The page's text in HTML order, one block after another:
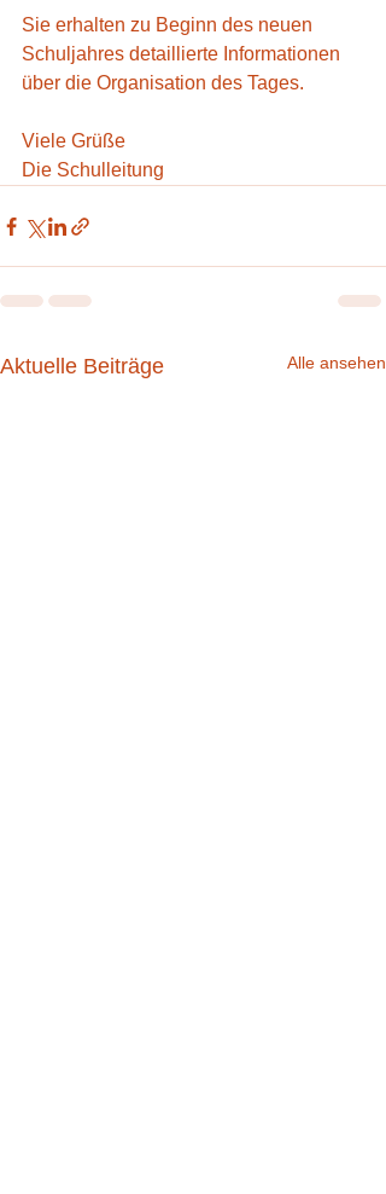
Sie erhalten zu Beginn des neuen
Schuljahres detaillierte Informationen
über die Organisation des Tages.
Viele Grüße
Die Schulleitung
Aktuelle Beiträge Alle ansehen